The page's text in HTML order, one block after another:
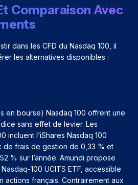
Comparaison Avec
dans les CFD du Nasdaq 100, il
les alternatives disponibles :
en bourse) Nasdaq 100 offrent une
sans effet de levier. Les
incluent l’iShares Nasdaq 100
de frais de gestion de 0,33 % et
% sur l’année. Amundi propose
Nasdaq-100 UCITS ETF, accessible
actions français. Contrairement aux